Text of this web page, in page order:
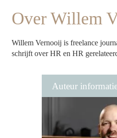
Over Willem
Willem Vernooij is freelance
schrijft over HR en HR
Auteur